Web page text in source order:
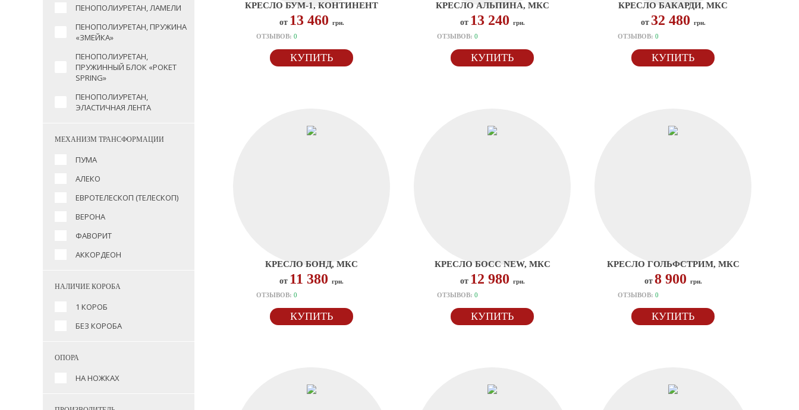
ПЕНОПОЛИУРЕТАН, ЛАМЕЛИ
ПЕНОПОЛИУРЕТАН, ПРУЖИНА
«ЗМЕЙКА»
ПЕНОПОЛИУРЕТАН,
ПРУЖИННЫЙ БЛОК «POKET
SPRING»
ПЕНОПОЛИУРЕТАН,
ЭЛАСТИЧНАЯ ЛЕНТА
МЕХАНИЗМ ТРАНСФОРМАЦИИ
ПУМА
АЛЕКО
ЕВРОТЕЛЕСКОП (ТЕЛЕСКОП)
ВЕРОНА
ФАВОРИТ
АККОРДЕОН
НАЛИЧИЕ КОРОБА
1 КОРОБ
БЕЗ КОРОБА
ОПОРА
НА НОЖКАХ
КРЕСЛО БУМ-1, КОНТИНЕНТ
от 13 460 грн.
ОТЗЫВОВ: 0
КУПИТЬ
КРЕСЛО АЛЬПИНА, МКС
от 13 240 грн.
ОТЗЫВОВ: 0
КУПИТЬ
КРЕСЛО БАКАРДИ, МКС
от 32 480 грн.
ОТЗЫВОВ: 0
КУПИТЬ
КРЕСЛО БОНД, МКС
от 11 380 грн.
ОТЗЫВОВ: 0
КУПИТЬ
КРЕСЛО БОСС NEW, МКС
от 12 980 грн.
ОТЗЫВОВ: 0
КУПИТЬ
КРЕСЛО ГОЛЬФСТРИМ, МКС
от 8 900 грн.
ОТЗЫВОВ: 0
КУПИТЬ